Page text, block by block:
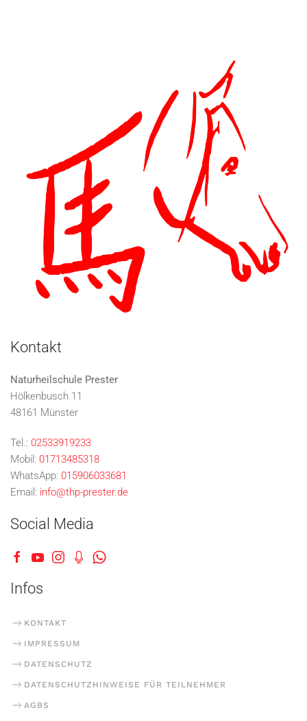
Kontakt
Naturheilschule Prester
Hölkenbusch 11
48161 Münster
Tel.: 02533919233
Mobil: 01713485318
WhatsApp: 015906033681
Email: info@thp-prester.de
Social Media
Infos
KONTAKT
IMPRESSUM
DATENSCHUTZ
DATENSCHUTZHINWEISE FÜR TEILNEHMER
AGBS